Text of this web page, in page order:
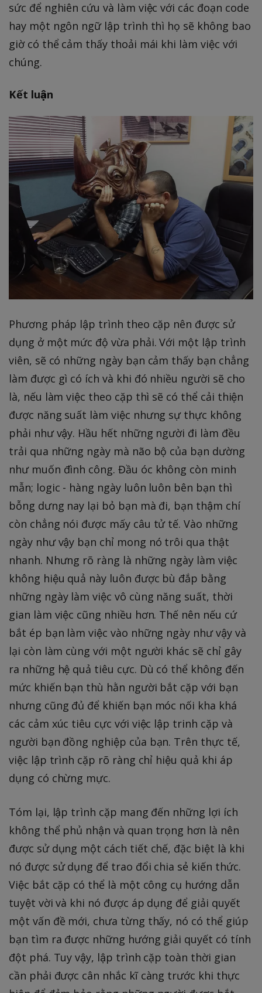
sức để nghiên cứu và làm việc với các đoạn code
hay một ngôn ngữ lập trình thì họ sẽ không bao
giờ có thể cảm thấy thoải mái khi làm việc với
chúng.
Kết luận
Phương pháp lập trình theo cặp nên được sử
dụng ở một mức độ vừa phải. Với một lập trình
viên, sẽ có những ngày bạn cảm thấy bạn chẳng
làm được gì có ích và khi đó nhiều người sẽ cho
là, nếu làm việc theo cặp thì sẽ có thể cải thiện
được năng suất làm việc nhưng sự thực không
phải như vậy. Hầu hết những người đi làm đều
trải qua những ngày mà não bộ của bạn dường
như muốn đình công. Đầu óc không còn minh
mẫn; logic - hàng ngày luôn luôn bên bạn thì
bỗng dưng nay lại bỏ bạn mà đi, bạn thậm chí
còn chẳng nói được mấy câu tử tế. Vào những
ngày như vậy bạn chỉ mong nó trôi qua thật
nhanh. Nhưng rõ ràng là những ngày làm việc
không hiệu quả này luôn được bù đắp bằng
những ngày làm việc vô cùng năng suất, thời
gian làm việc cũng nhiều hơn. Thế nên nếu cứ
bắt ép bạn làm việc vào những ngày như vậy và
lại còn làm cùng với một người khác sẽ chỉ gây
ra những hệ quả tiêu cực. Dù có thể không đến
mức khiến bạn thù hằn người bắt cặp với bạn
nhưng cũng đủ để khiến bạn móc nối kha khá
các cảm xúc tiêu cực với việc lập trinh cặp và
người bạn đồng nghiệp của bạn. Trên thực tế,
việc lập trình cặp rõ ràng chỉ hiệu quả khi áp
dụng có chừng mực.
Tóm lại, lập trình cặp mang đến những lợi ích
không thể phủ nhận và quan trọng hơn là nên
được sử dụng một cách tiết chế, đặc biệt là khi
nó được sử dụng để trao đổi chia sẻ kiến thức.
Việc bắt cặp có thể là một công cụ hướng dẫn
tuyệt vời và khi nó được áp dụng để giải quyết
một vấn đề mới, chưa từng thấy, nó có thể giúp
bạn tìm ra được những hướng giải quyết có tính
đột phá. Tuy vậy, lập trình cặp toàn thời gian
cần phải được cân nhắc kĩ càng trước khi thực